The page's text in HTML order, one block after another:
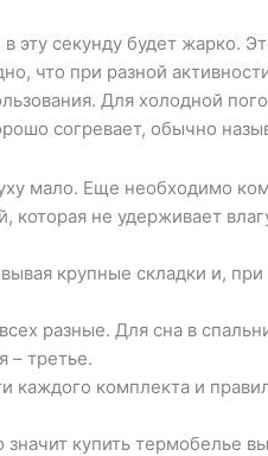
секунду будет жарко.
что при разной
Для холодной
согревает, обычно
мало. Еще необходимо
не удерживает
крупные складки и, при
разные. Для сна в
– третье.
каждого комплекта и
купить термобелье